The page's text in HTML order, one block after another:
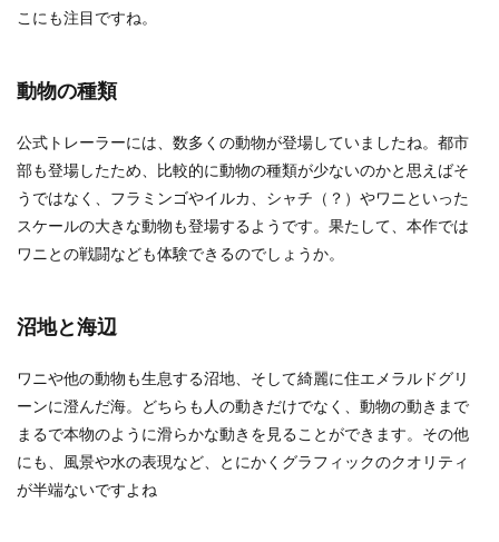
め
こにも注目ですね。
動物の種類
公式トレーラーには、数多くの動物が登場していましたね。都市
部も登場したため、比較的に動物の種類が少ないのかと思えばそ
うではなく、フラミンゴやイルカ、シャチ（？）やワニといった
スケールの大きな動物も登場するようです。果たして、本作では
ワニとの戦闘なども体験できるのでしょうか。
沼地と海辺
ワニや他の動物も生息する沼地、そして綺麗に住エメラルドグリ
ーンに澄んだ海。どちらも人の動きだけでなく、動物の動きまで
まるで本物のように滑らかな動きを見ることができます。その他
にも、風景や水の表現など、とにかくグラフィックのクオリティ
が半端ないですよね